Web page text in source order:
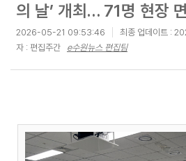
의 날’ 개최… 71명 현장
2026-05-21 09:53:46 최종 업데이트 :
자 : 편집주간 e수원뉴스 편집팀